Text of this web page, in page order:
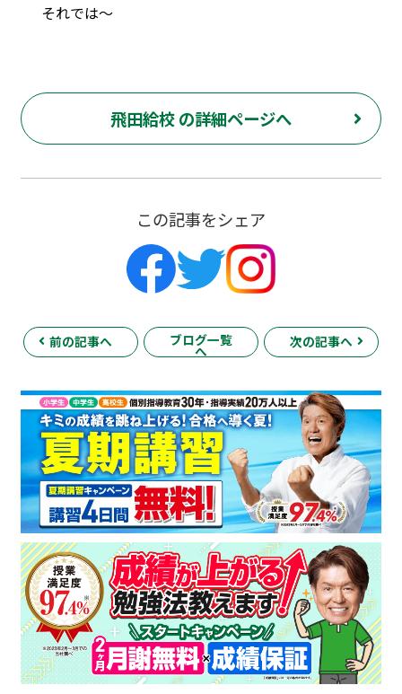
それでは～
飛田給校 の詳細ページへ
この記事をシェア
前の記事へ ブログ一覧
へ
次の記事へ